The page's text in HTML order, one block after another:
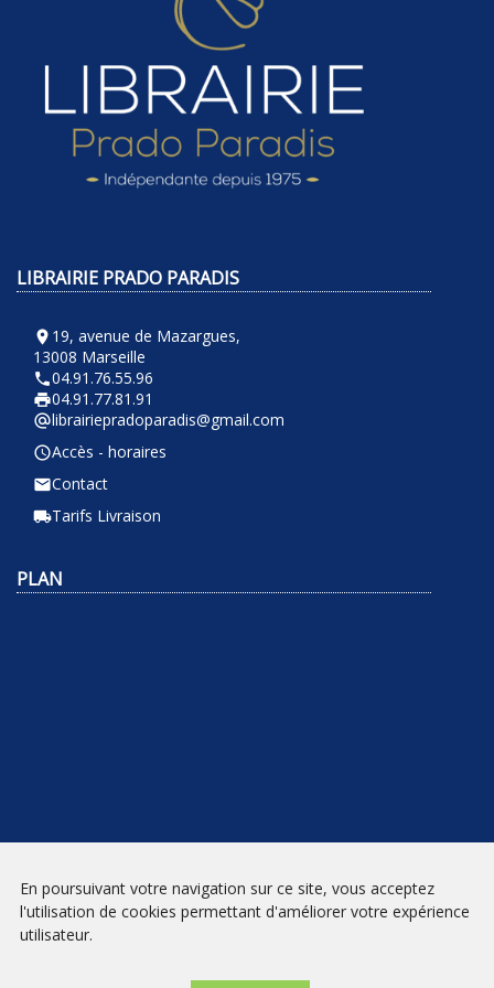
LIBRAIRIE PRADO PARADIS
room 19, avenue de Mazargues,
13008 Marseille
phone04.91.76.55.96
local_printshop04.91.77.81.91
alternate_emaillibrairiepradoparadis@gmail.com
query_builderAccès - horaires
emailContact
local_shippingTarifs Livraison
PLAN
NEWSLETTER
En poursuivant votre navigation sur ce site, vous acceptez
l'utilisation de cookies permettant d'améliorer votre expérience
utilisateur.